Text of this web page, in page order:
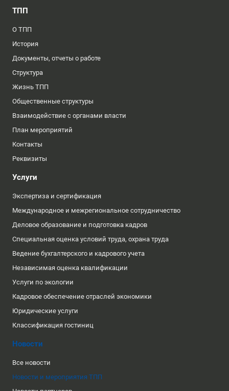
ТПП
О ТПП
История
Документы, отчеты о работе
Структура
Жизнь ТПП
Общественные структуры
Взаимодействие с органами власти
План мероприятий
Контакты
Реквизиты
Услуги
Экспертиза и сертификация
Международное и межрегиональное сотрудничество
Деловое образование и подготовка кадров
Специальная оценка условий труда, охрана труда
Ведение бухгалтерского и кадрового учета
Независимая оценка квалификации
Услуги по экологии
Кадровое обеспечение отраслей экономики
Юридические услуги
Классификация гостиниц
Новости
Все новости
Новости и мероприятия ТПП